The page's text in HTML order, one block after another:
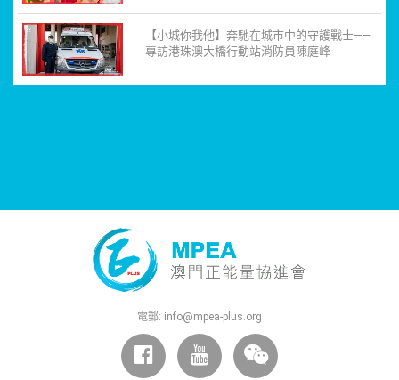
【小城你我他】奔馳在城市中的守護戰士——
專訪港珠澳大橋行動站消防員陳庭峰
電郵: info@mpea-plus.org